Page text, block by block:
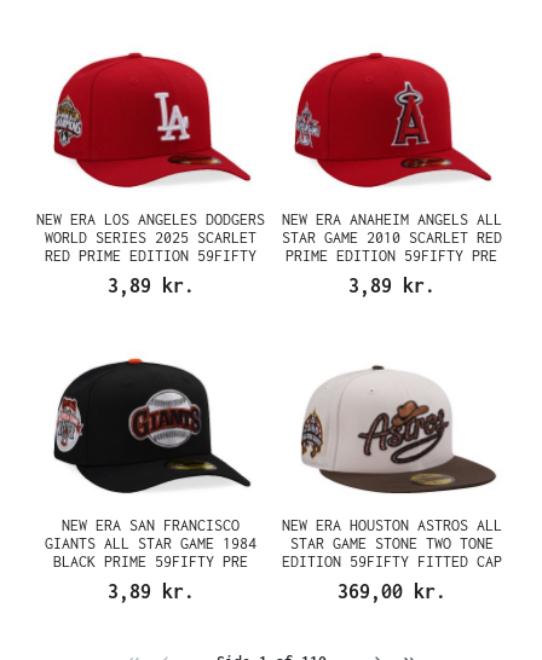
NEW ERA LOS ANGELES DODGERS
WORLD SERIES 2025 SCARLET
RED PRIME EDITION 59FIFTY
PRE CURVED FITTED CAP
3,89 kr.
NEW ERA ANAHEIM ANGELS ALL
STAR GAME 2010 SCARLET RED
PRIME EDITION 59FIFTY PRE
CURVED FITTED CAP
3,89 kr.
NEW ERA SAN FRANCISCO
GIANTS ALL STAR GAME 1984
BLACK PRIME 59FIFTY PRE
CURVED FITTED CAP
3,89 kr.
NEW ERA HOUSTON ASTROS ALL
STAR GAME STONE TWO TONE
EDITION 59FIFTY FITTED CAP
369,00 kr.